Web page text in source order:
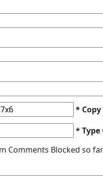
*
* Type
Comments Blocked so